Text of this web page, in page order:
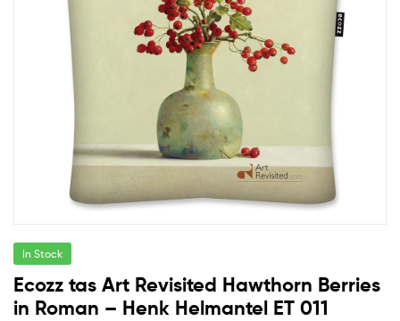
In Stock
Ecozz tas Art Revisited Hawthorn Berries
in Roman – Henk Helmantel ET 011